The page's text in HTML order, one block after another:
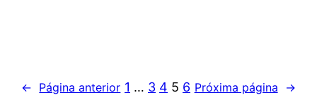
← Página anterior 1 … 3 4 5 6 Próxima página →